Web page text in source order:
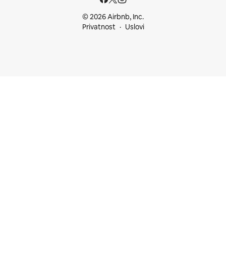
© 2026 Airbnb, Inc.
Privatnost
Uslovi